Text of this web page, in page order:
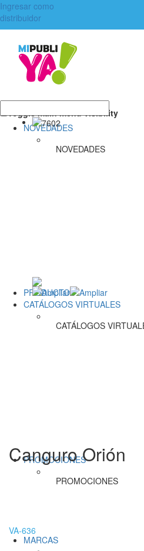
Ingresar como
distribuidor
Toggle main menu visibility
NOVEDADES
NOVEDADES
PRODUCTOS
CATÁLOGOS VIRTUALES
CATÁLOGOS
PROMOCIONES
PROMOCIONES
MARCAS
Canguro Orión
VA-636